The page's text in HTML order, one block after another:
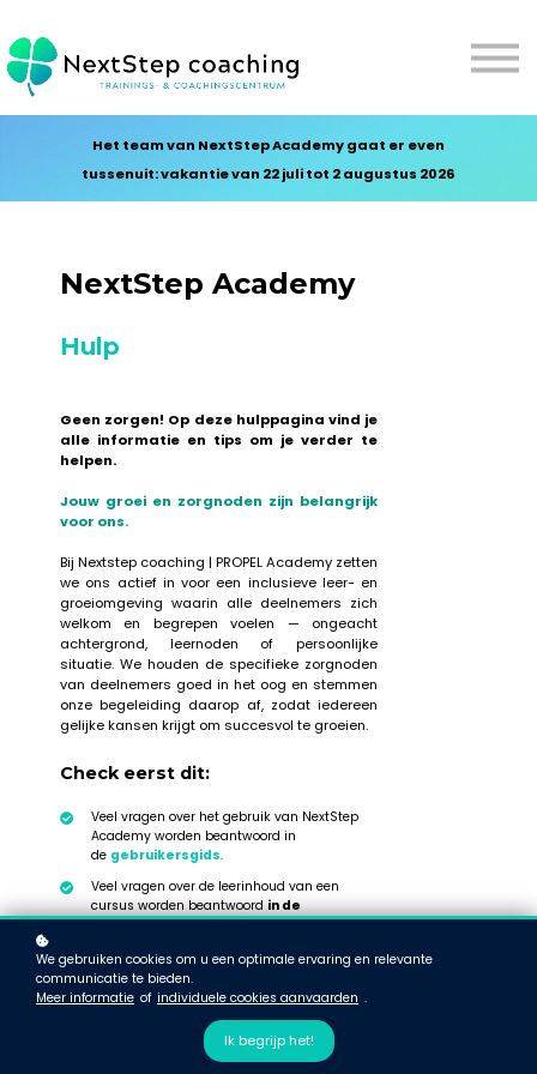
Het team van NextStep Academy gaat er even
tussenuit: vakantie van 22 juli tot 2 augustus 2026
NextStep Academy
Hulp
Geen zorgen! Op deze hulppagina vind je
alle informatie en tips om je verder te
helpen.
Jouw groei en zorgnoden zijn belangrijk
voor ons.
Bij Nextstep coaching | PROPEL Academy zetten
we ons actief in voor een inclusieve leer- en
groeiomgeving waarin alle deelnemers zich
welkom en begrepen voelen — ongeacht
achtergrond, leernoden of persoonlijke
situatie. We houden de specifieke zorgnoden
van deelnemers goed in het oog en stemmen
onze begeleiding daarop af, zodat iedereen
gelijke kansen krijgt om succesvol te groeien.
Check eerst dit:
Veel vragen over het gebruik van NextStep
Academy worden beantwoord in
de gebruikersgids.
Veel vragen over de leerinhoud van een
cursus worden beantwoordin de
opleidingsmodule zelf.
Roep de hulp in van medestudenten of
peersvia de Trainings Talks of
dealgemene community.
We gebruiken cookies om u een optimale ervaring en relevante
communicatie te bieden.
Meer informatie of individuele cookies aanvaarden .
Ik begrijp het!